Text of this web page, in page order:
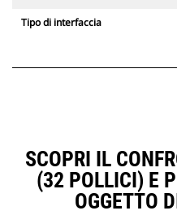
Tipo di interfaccia
SCOPRI IL
(32 POLLICI) E
OGGETTO